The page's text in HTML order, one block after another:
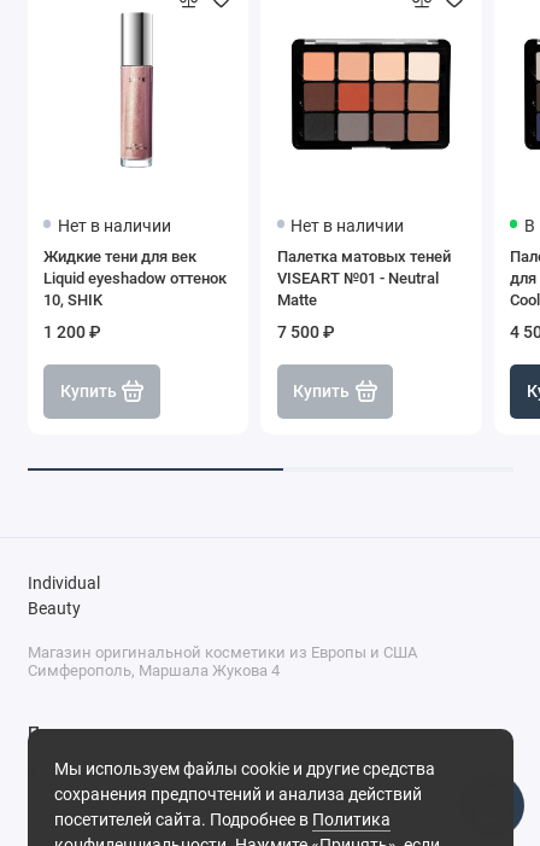
Нет в наличии
Жидкие тени для век
Liquid eyeshadow оттенок
10, SHIK
1 200 ₽
Купить
Нет в наличии
Палетка матовых теней
VISEART №01 - Neutral
Matte
7 500 ₽
Купить
В
для
4
Мы используем файлы cookie и другие средства
сохранения предпочтений и анализа действий
посетителей сайта. Подробнее в Политика
Individual
Beauty
Магазин оригинальной косметики из Европы и США
Симферополь, Маршала Жукова 4
Поддержка
+7 (978) 586-46-46
ПН-ПТ: 9:00 - 18:00
Суббота: 9:00 - 17:00